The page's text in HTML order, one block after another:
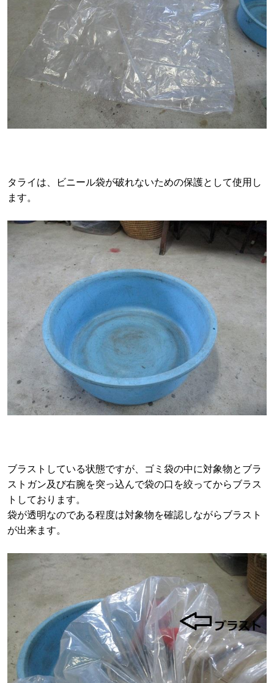
タライは、ビニール袋が破れないための保護として使用し
ます。
ブラストしている状態ですが、ゴミ袋の中に対象物とブラ
ストガン及び右腕を突っ込んで袋の口を絞ってからブラス
トしております。
袋が透明なのである程度は対象物を確認しながらブラスト
が出来ます。